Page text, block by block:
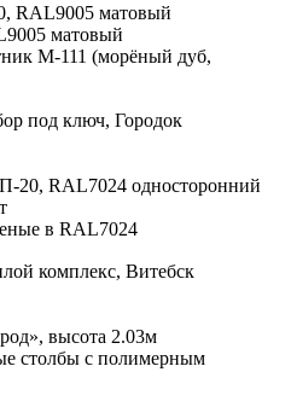
RAL9005 матовый
матовый
М-111 (морёный дуб,
20, RAL7024 односторонний
в RAL7024
высота 2.03м
столбы с полимерным